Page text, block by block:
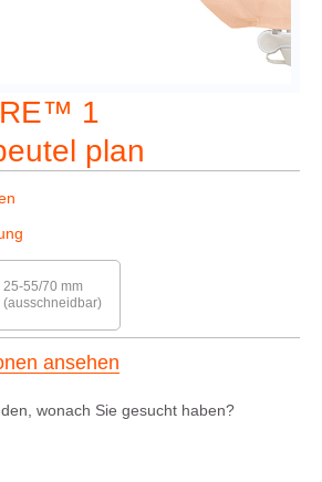
1
plan
25-55/70 mm
(ausschneidbar)
ansehen
wonach Sie gesucht haben?